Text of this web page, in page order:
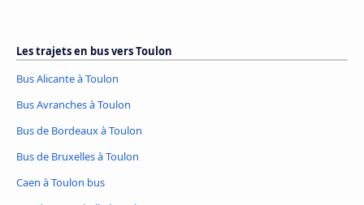
Les trajets en bus vers Toulon
Bus Alicante à Toulon
Bus Avranches à Toulon
Bus de Bordeaux à Toulon
Bus de Bruxelles à Toulon
Caen à Toulon bus